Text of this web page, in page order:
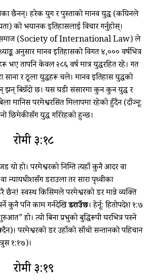
छैनन्। हरेक युग र पुस्ताको मानव युद्ध (कयिनले
को भयानक इतिहासलाई विचार गर्नुहोस्।
समाज (Society of International Law) ले
अनुसार मानव इतिहासको विगत ४,००० वर्षभित्र
भए तापनि केवल २८६ वर्ष मात्र युद्धरहित रहे। गत
साना र ठूला युद्धहरू चले। मानव इतिहास युद्धको
बिग्रँदो छ। यस घडी संसारमा कुन कुन युद्ध र
मानिस परमेश्वरसित मिलापमा रहेको हुँदैन (दाँज्नू:
छिमेकीसँग युद्ध गरिरेहको हुन्छ।
रोमी ३:१८
हो। परमेश्वरको निम्ति त्यहाँ कुनै आदर वा
न्यायधीशसँग डराउला तर सारा पृथ्वीका
छैन! स्वस्थ किसिमले परमेश्वरको डर मान्ने व्यक्ति
कुनै पनि काम गर्नदेखिडराउँछ। हेर्नू: हितोपदेश १:७
हो। त्यो बिना प्रभुको बुद्धिरूपी घरभित्र पस्‍ने
परमेश्वरको डर उहाँको साँचो सन्तानको पहिचान
१:१७)।
रोमी ३:१९